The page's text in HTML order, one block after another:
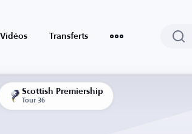
Vidéos Transferts
Scottish Premiership
Tour 36